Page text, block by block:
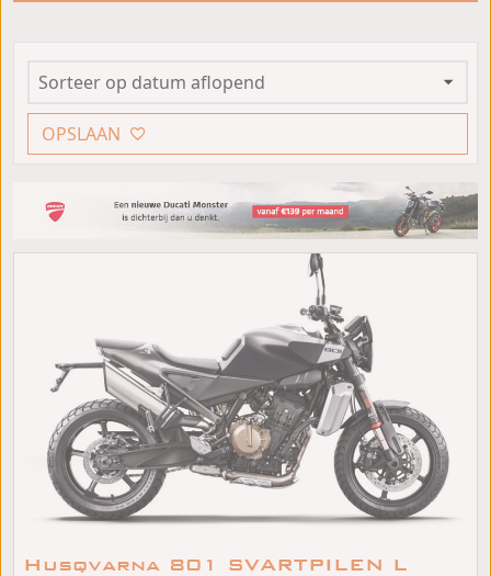
OPSLAAN
Husqvarna 801 SVARTPILEN L